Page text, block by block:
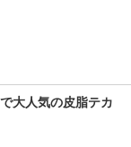
大人気の皮脂テカ